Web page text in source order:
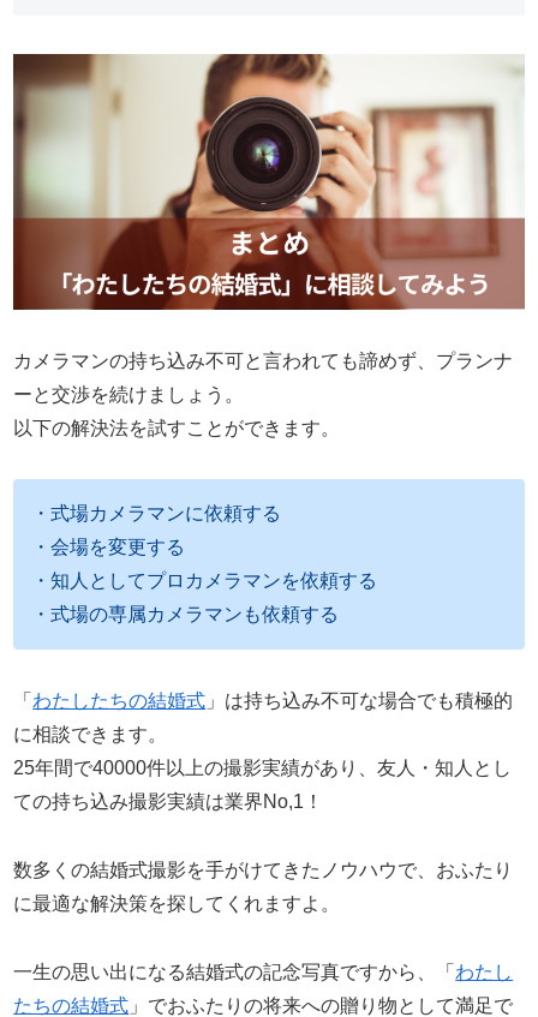
カメラマンの持ち込み不可と言われても諦めず、プランナ
ーと交渉を続けましょう。
以下の解決法を試すことができます。
・式場カメラマンに依頼する
・会場を変更する
・知人としてプロカメラマンを依頼する
・式場の専属カメラマンも依頼する
「 わたしたちの結婚式 」は持ち込み不可な場合でも積極的
に相談できます。
25年間で40000件以上の撮影実績があり、友人・知人とし
ての持ち込み撮影実績は業界No,1！
数多くの結婚式撮影を手がけてきたノウハウで、おふたり
に最適な解決策を探してくれますよ。
一生の思い出になる結婚式の記念写真ですから、「 わたし
たちの結婚式 」でおふたりの将来への贈り物として満足で